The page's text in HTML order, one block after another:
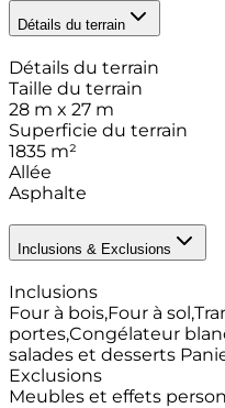
Détails du terrain
Détails du terrain
Taille du terrain
28 m x 27 m
Superficie du terrain
1835 m²
Allée
Asphalte
Inclusions & Exclusions
Inclusions
Four à bois,Four à
portes,Congélateur
salades et desserts
Exclusions
Meubles et effets